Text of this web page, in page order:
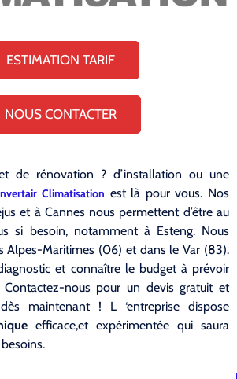
ESTIMATION TARIF
NOUS CONTACTER
de rénovation ? d’installation ou une
Climatisation est là pour vous. Nos
et à Cannes nous permettent d’être au
si besoin, notamment à Esteng. Nous
Alpes-Maritimes (06) et dans le Var (83).
et connaître le budget à prévoir
nous pour un devis gratuit et
maintenant ! L ‘entreprise dispose
efficace,et expérimentée qui saura